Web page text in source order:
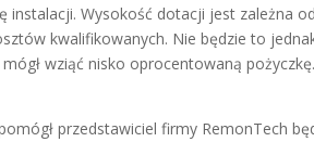
instalacji. Wysokość dotacji jest zależna
kwalifikowanych. Nie będzie to
wziąć nisko oprocentowaną
przedstawiciel firmy RemonTech